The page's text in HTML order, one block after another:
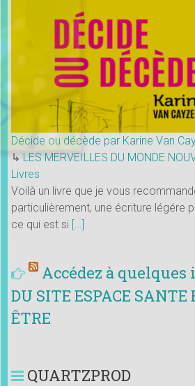
Décide ou décède par Karine Van
↳ LES MERVEILLES DU MONDE
Livres
Voilà un livre que je vous
particulièrement, une écriture légére
ce qui est si […]
Accédez à quelques
DU SITE ESPACE SANTE
ÊTRE
QUARTZPROD